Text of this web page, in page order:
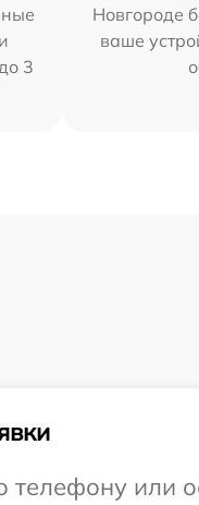
3
Новгороде
ваше
или